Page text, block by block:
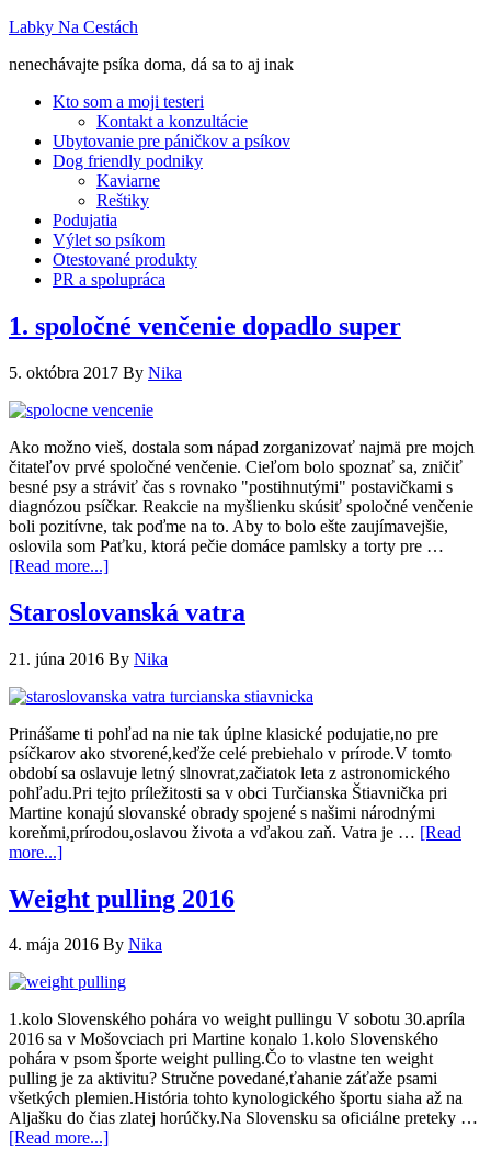
Labky Na Cestách
nenechávajte psíka doma, dá sa to aj inak
Kto som a moji testeri
Kontakt a konzultácie
Ubytovanie pre páničkov a psíkov
Dog friendly podniky
Kaviarne
Reštiky
Podujatia
Výlet so psíkom
Otestované produkty
PR a spolupráca
1. spoločné venčenie dopadlo super
5. októbra 2017 By Nika
Ako možno vieš, dostala som nápad zorganizovať najmä pre mojch
čitateľov prvé spoločné venčenie. Cieľom bolo spoznať sa, zničiť
besné psy a stráviť čas s rovnako "postihnutými" postavičkami s
diagnózou psíčkar. Reakcie na myšlienku skúsiť spoločné venčenie
boli pozitívne, tak poďme na to. Aby to bolo ešte zaujímavejšie,
oslovila som Paťku, ktorá pečie domáce pamlsky a torty pre …
[Read more...]
Staroslovanská vatra
21. júna 2016 By Nika
Prinášame ti pohľad na nie tak úplne klasické podujatie,no pre
psíčkarov ako stvorené,keďže celé prebiehalo v prírode.V tomto
období sa oslavuje letný slnovrat,začiatok leta z astronomického
pohľadu.Pri tejto príležitosti sa v obci Turčianska Štiavnička pri
Martine konajú slovanské obrady spojené s našimi národnými
koreňmi,prírodou,oslavou života a vďakou zaň. Vatra je … [Read
more...]
Weight pulling 2016
4. mája 2016 By Nika
1.kolo Slovenského pohára vo weight pullingu V sobotu 30.apríla
2016 sa v Mošovciach pri Martine konalo 1.kolo Slovenského
pohára v psom športe weight pulling.Čo to vlastne ten weight
pulling je za aktivitu? Stručne povedané,ťahanie záťaže psami
všetkých plemien.História tohto kynologického športu siaha až na
Aljašku do čias zlatej horúčky.Na Slovensku sa oficiálne preteky …
[Read more...]